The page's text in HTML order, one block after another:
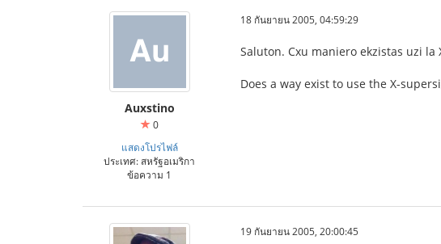
Auxstino
0
แสดงโปรไฟล์
ประเทศ: สหรัฐอเมริกา
ข้อความ 1
18 กันยายน 2005, 04:59:29
Saluton. Cxu maniero ekzistas uzi
Does a way exist to use the X-
19 กันยายน 2005, 20:00:45